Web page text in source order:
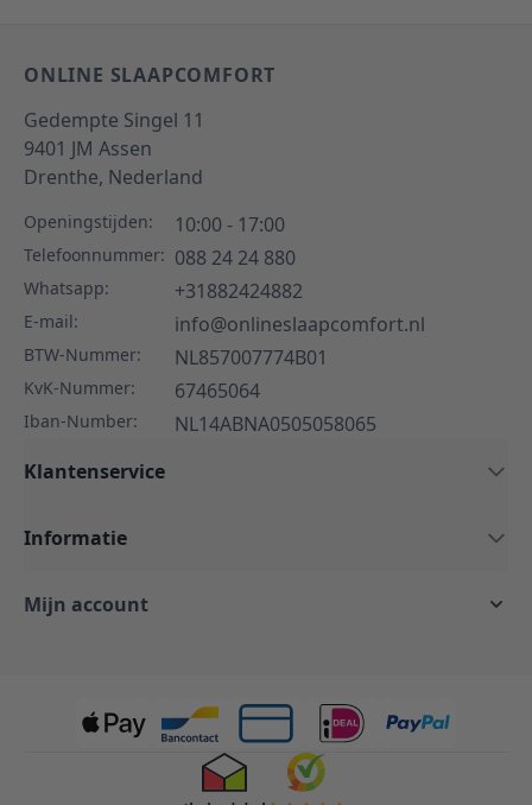
ONLINE SLAAPCOMFORT
Gedempte Singel 11
9401 JM Assen
Drenthe, Nederland
Openingstijden: 10:00 - 17:00
Telefoonnummer: 088 24 24 880
Whatsapp: +31882424882
E-mail: info@onlineslaapcomfort.nl
BTW-Nummer: NL857007774B01
KvK-Nummer: 67465064
Iban-Number:
NL14ABNA0505058065
Klantenservice
Informatie
Mijn account